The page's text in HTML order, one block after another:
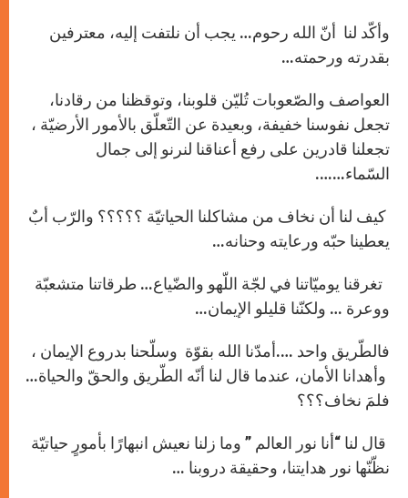
وأكّد لنا أنّ الله رحوم… يجب أن نلتفت إليه، معترفين
بقدرته ورحمته…
العواصف والصّعوبات تُليّن قلوبنا، وتوقظنا من رقادنا،
تجعل نفوسنا خفيفة، وبعيدة عن التّعلّق بالأمور الأرضيّة ،
تجعلنا قادرين على رفع أعناقنا لنرنو إلى جمال
السّماء…….
كيف لنا أن نخاف من مشاكلنا الحياتيّة ؟؟؟؟؟ والرّب أبٌ
يعطينا حبّه ورعايته وحنانه…
تغرقنا يوميّاتنا في لجّة اللّهو والضّياع… طرقاتنا متشعبّة
ووعرة … ولكنّنا قليلو الإيمان…
فالطّريق واحد ….أمدّنا الله بقوّة وسلّحنا بدروع الإيمان ،
وأهدانا الأمان، عندما قال لنا أنّه الطّريق والحقّ والحياة…
فلمَ نخاف؟؟؟
قال لنا “أنا نور العالم ” وما زلنا نعيش انبهارًا بأمورٍ حياتيّة
نظّنّها نور هدايتنا، وحقيقة دروبنا …